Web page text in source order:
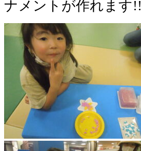
ナメントが作れます!!